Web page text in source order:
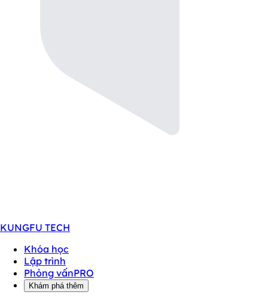
KUNGFU TECH
Khóa học
Lập trình
Phỏng vấnPRO
Khám phá thêm